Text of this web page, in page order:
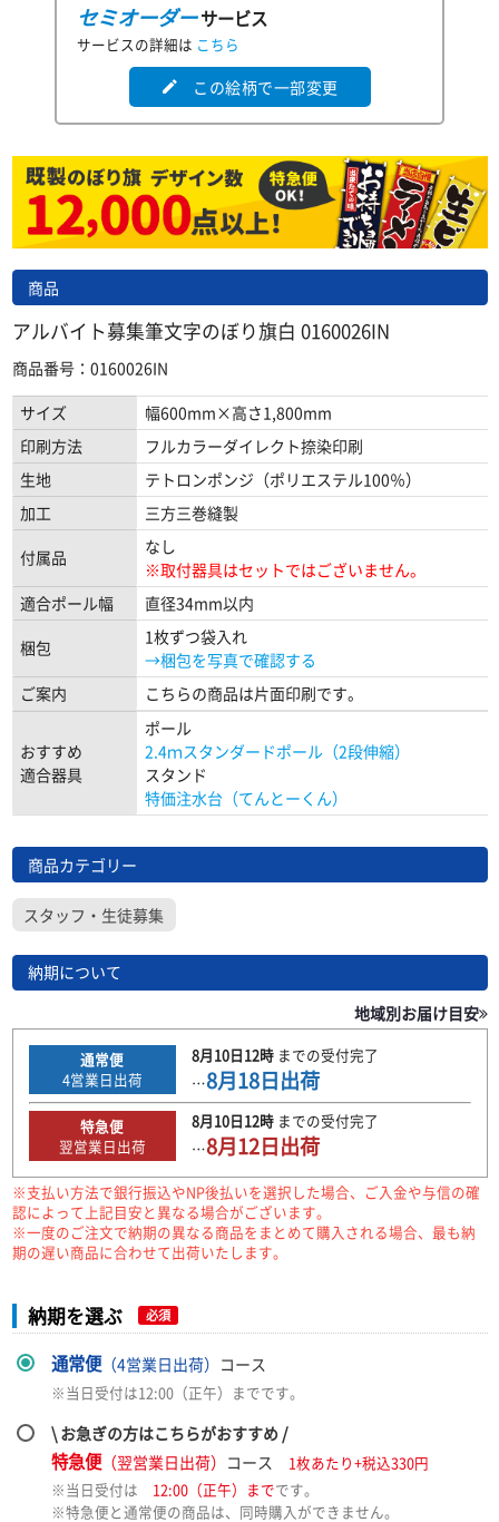
セミオーダーサービス
サービスの詳細は こちら
edit この絵柄で一部変更
商品
アルバイト募集筆文字のぼり旗白 0160026IN
商品番号：0160026IN
サイズ
幅600mm×高さ1,800mm
印刷方法
フルカラーダイレクト捺染印刷
生地
テトロンポンジ（ポリエステル100％）
加工
三方三巻縫製
付属品
なし
※取付器具はセットではございません。
適合ポール幅
直径34mm以内
梱包
1枚ずつ袋入れ
→梱包を写真で確認する
ご案内
こちらの商品は片面印刷です。
おすすめ
適合器具
ポール
2.4ｍスタンダードポール（2段伸縮）
スタンド
特価注水台（てんとーくん）
商品カテゴリー
スタッフ・生徒募集
納期について
地域別お届け目安
通常便
4営業日出荷
8月10日12時までの受付完了
…8月18日出荷
特急便
翌営業日出荷
8月10日12時までの受付完了
…8月12日出荷
※支払い方法で銀行振込やNP後払いを選択した場合、ご入金や与信の確
認によって上記目安と異なる場合がございます。
※一度のご注文で納期の異なる商品をまとめて購入される場合、最も納
期の遅い商品に合わせて出荷いたします。
納期を選ぶ 必須
通常便（4営業日出荷） コース
※当日受付は12:00（正午）までです。
\ お急ぎの方はこちらがおすすめ /
特急便（翌営業日出荷） コース
1枚あたり+税込330円
※当日受付は 12:00（正午）までです。
※特急便と通常便の商品は、同時購入ができません。